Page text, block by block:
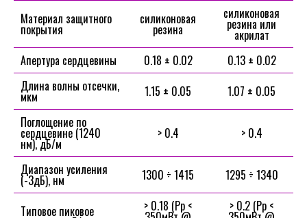
Материал защитного
покрытия
силиконовая
резина
силиконовая
резина или
акрилат
Апертура сердцевины
0.18 ± 0.02
0.13 ± 0.02
Длина волны отсечки,
мкм 1.15 ± 0.05
1.07 ± 0.05
Поглощение по
сердцевине (1240
нм), дБ/м
> 0.4 > 0.4
Диапазон усиления
(-3дБ), нм 1300 ÷ 1415 1295 ÷ 1340
Типовое пиковое > 0.18 (Pp < > 0.2 (Pp <